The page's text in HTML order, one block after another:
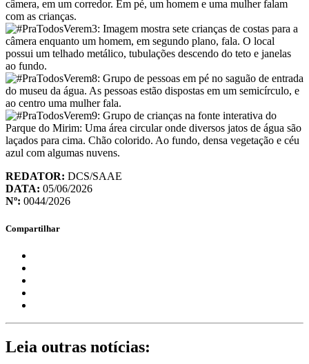
REDATOR: DCS/SAAE
DATA: 05/06/2026
Nº: 0044/2026
Compartilhar
Leia outras notícias: